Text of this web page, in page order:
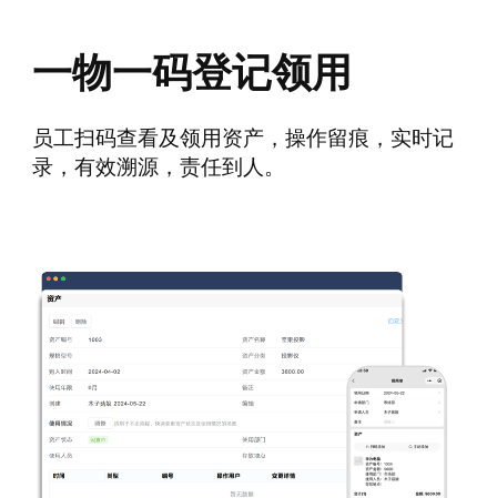
一物一码登记领用
员工扫码查看及领用资产，操作留痕，实时记
录，有效溯源，责任到人。